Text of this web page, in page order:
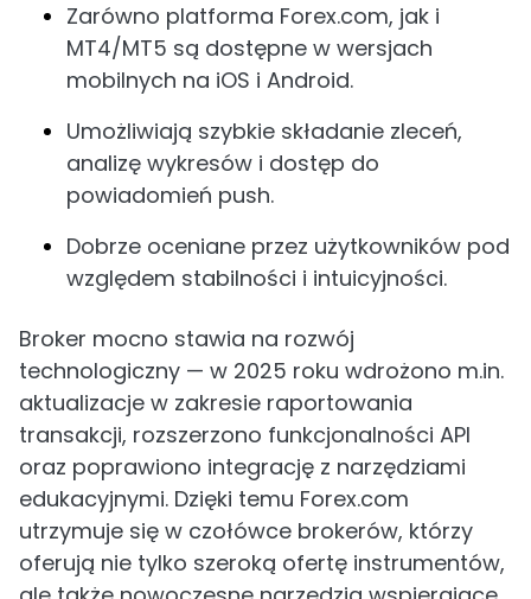
Zarówno platforma Forex.com, jak i
MT4/MT5 są dostępne w wersjach
mobilnych na iOS i Android.
Umożliwiają szybkie składanie zleceń,
analizę wykresów i dostęp do
powiadomień push.
Dobrze oceniane przez użytkowników pod
względem stabilności i intuicyjności.
Broker mocno stawia na rozwój
technologiczny — w 2025 roku wdrożono m.in.
aktualizacje w zakresie raportowania
transakcji, rozszerzono funkcjonalności API
oraz poprawiono integrację z narzędziami
edukacyjnymi. Dzięki temu Forex.com
utrzymuje się w czołówce brokerów, którzy
oferują nie tylko szeroką ofertę instrumentów,